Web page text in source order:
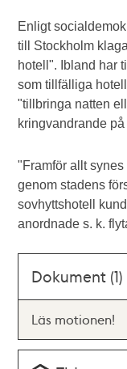
Enligt
till Stockholm
hotell". Ibland har
som tillfälliga
"tillbringa natten
kringvandrande
"Framför allt
genom stadens
sovhyttshotell
anordnade s. k.
Dokument (1)
Läs motionen!